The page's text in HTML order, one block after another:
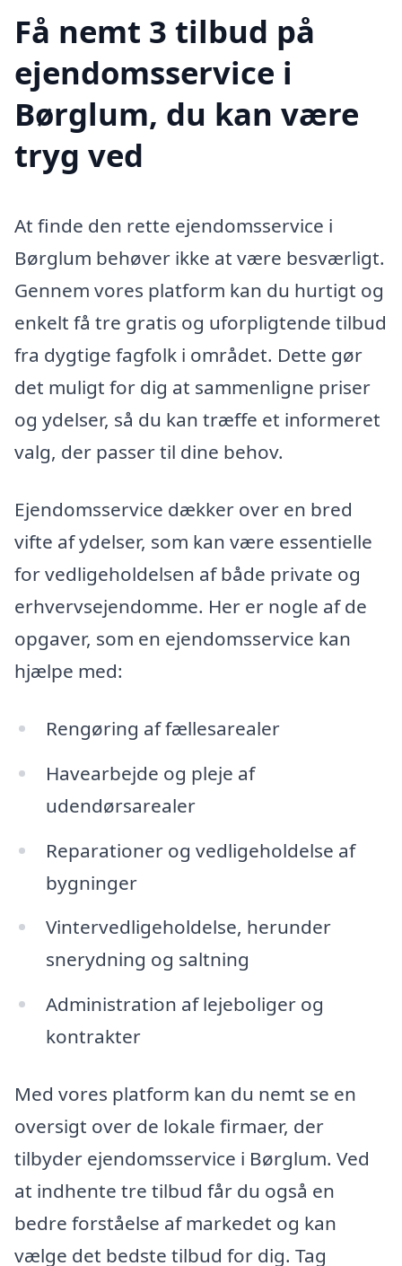
Få nemt 3 tilbud på
ejendomsservice i
Børglum, du kan være
tryg ved
At finde den rette ejendomsservice i
Børglum behøver ikke at være besværligt.
Gennem vores platform kan du hurtigt og
enkelt få tre gratis og uforpligtende tilbud
fra dygtige fagfolk i området. Dette gør
det muligt for dig at sammenligne priser
og ydelser, så du kan træffe et informeret
valg, der passer til dine behov.
Ejendomsservice dækker over en bred
vifte af ydelser, som kan være essentielle
for vedligeholdelsen af både private og
erhvervsejendomme. Her er nogle af de
opgaver, som en ejendomsservice kan
hjælpe med:
Rengøring af fællesarealer
Havearbejde og pleje af
udendørsarealer
Reparationer og vedligeholdelse af
bygninger
Vintervedligeholdelse, herunder
snerydning og saltning
Administration af lejeboliger og
kontrakter
Med vores platform kan du nemt se en
oversigt over de lokale firmaer, der
tilbyder ejendomsservice i Børglum. Ved
at indhente tre tilbud får du også en
bedre forståelse af markedet og kan
vælge det bedste tilbud for dig. Tag